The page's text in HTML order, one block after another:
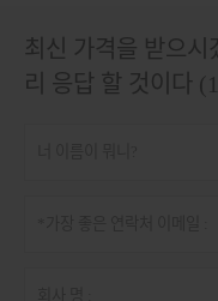
최신 가격을 받으시
리 응답 할 것이다